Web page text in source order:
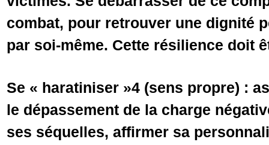
combat, pour retrouver une dignité
par soi-même. Cette résilience doit
Se « haratiniser »4 (sens propre) :
le dépassement de la charge
ses séquelles, affirmer sa